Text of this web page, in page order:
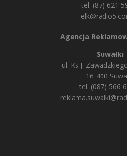
tel. (87) 621
Agencja
Suwałki
ul. Ks J.
16-400
tel. (087) 566